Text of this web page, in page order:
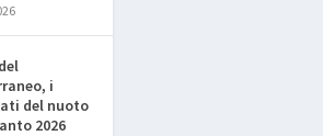
i
del nuoto
2026